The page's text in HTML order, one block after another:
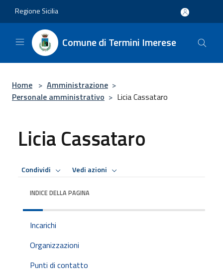
Regione Sicilia
Comune di Termini Imerese
Home > Amministrazione >
Personale amministrativo > Licia Cassataro
Licia Cassataro
Condividi Vedi azioni
INDICE DELLA PAGINA
Incarichi
Organizzazioni
Punti di contatto